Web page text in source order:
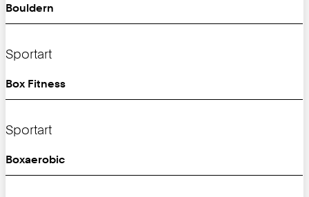
Bouldern
Sportart
Box Fitness
Sportart
Boxaerobic